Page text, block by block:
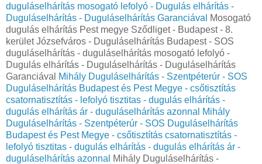
duguláselhárítás mosogató lefolyó - Dugulás elhárítás -
Duguláselhárítás - Duguláselhárítás Garanciával
Mosogató
dugulás elhárítás Pest megye Sződliget - Budapest - 8.
kerület Józsefváros - Duguláselhárítás Budapest - SOS
duguláselhárítás - duguláselhárítás mosogató lefolyó -
Dugulás elhárítás - Duguláselhárítás - Duguláselhárítás
Garanciával
Mihály Duguláselhárítás - Szentpéterúr - SOS
Duguláselhárítás Budapest és Pest Megye - csőtisztítás
csatornatisztítás - lefolyó tisztitas - dugulás elhárítás -
dugulás elhárítás ár - duguláselhárítás azonnal
Mihály
Duguláselhárítás - Szentpéterúr - SOS Duguláselhárítás
Budapest és Pest Megye - csőtisztítás csatornatisztítás -
lefolyó tisztitas - dugulás elhárítás - dugulás elhárítás ár -
duguláselhárítás azonnal
Mihály Duguláselhárítás -